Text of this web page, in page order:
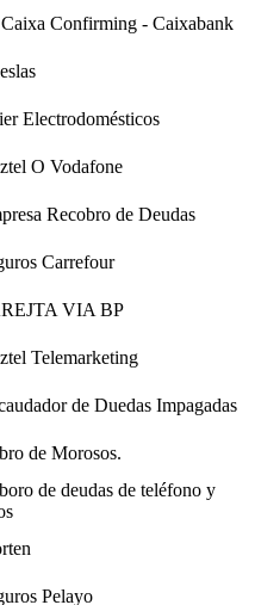
Confirming - Caixabank
Electrodomésticos
O Vodafone
Recobro de Deudas
Carrefour
VIA BP
Telemarketing
de Duedas Impagadas
de Morosos.
de deudas de teléfono y
Pelayo